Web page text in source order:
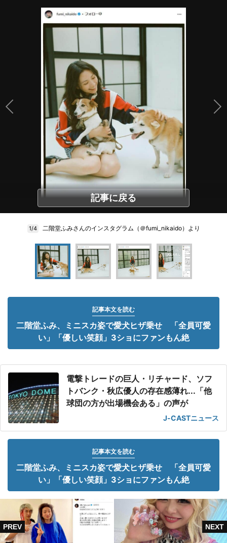
記事に戻る
1/4 二階堂ふみさんのインスタグラム（＠fumi_nikaido）より
記事本文を読む
二階堂ふみ、ミニスカ姿で愛犬ヒザ乗せ 「全員可愛
い」「優しい笑顔」3ショにファンもん絶
電撃トレードの巨人・リチャード、ソフ
トバンク・秋広優人の存在感薄れ...「他
球団の方が出場機会ある」の声が
J-CASTニュース
記事本文を読む
二階堂ふみ、ミニスカ姿で愛犬ヒザ乗せ 「全員可愛
い」「優しい笑顔」3ショにファンもん絶